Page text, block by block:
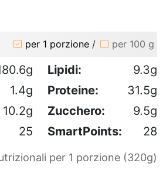
per 1 porzione / per 100 g
Lipidi:
9.3g
1.4g Proteine:
31.5g
10.2g Zucchero:
9.5g
25 SmartPoints: 28
per 1 porzione (320g)